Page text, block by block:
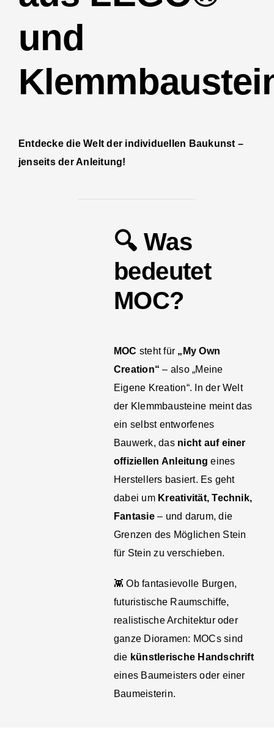
und
Entdecke die Welt der individuellen Baukunst –
jenseits der Anleitung!
🔍 Was
bedeutet
MOC?
MOC steht für „My Own
Creation“ – also „Meine
Eigene Kreation“. In der Welt
der Klemmbausteine meint das
ein selbst entworfenes
Bauwerk, das nicht auf einer
offiziellen Anleitung eines
Herstellers basiert. Es geht
dabei um Kreativität, Technik,
Fantasie– und darum, die
Grenzen des Möglichen Stein
für Stein zu verschieben.
👾 Ob fantasievolle Burgen,
futuristische Raumschiffe,
realistische Architektur oder
ganze Dioramen: MOCs sind
die künstlerische Handschrift
eines Baumeisters oder einer
Baumeisterin.